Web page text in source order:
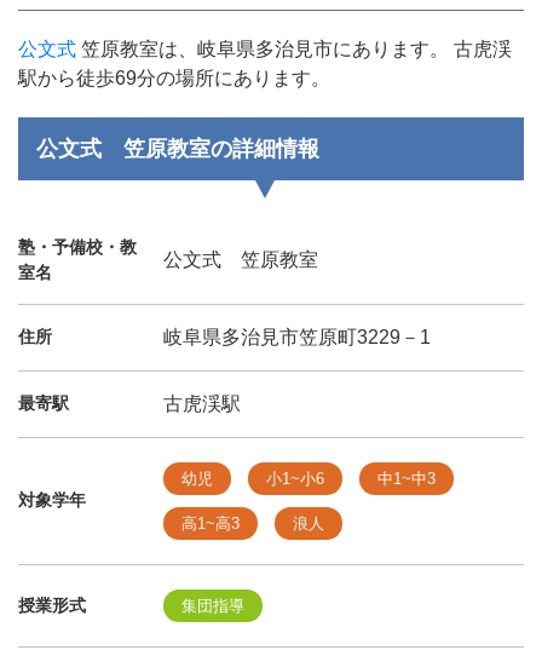
公文式 笠原教室は、岐阜県多治見市にあります。 古虎渓
駅から徒歩69分の場所にあります。
公文式 笠原教室の詳細情報
塾・予備校・教
室名
公文式 笠原教室
住所 岐阜県多治見市笠原町3229－1
最寄駅 古虎渓駅
対象学年
幼児 小1~小6 中1~中3
高1~高3 浪人
授業形式 集団指導